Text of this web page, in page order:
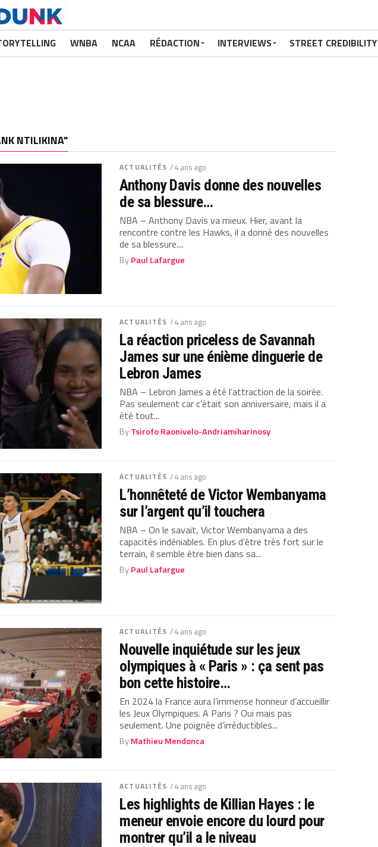
WNBA NCAA RÉDACTION INTERVIEWS STREET CREDIBILITY
NTILIKINA"
ACTUALITÉS / 4 ans ago
Anthony Davis donne des nouvelles
de sa blessure…
NBA – Anthony Davis va mieux. Hier, avant la
rencontre contre les Hawks, il a donné des nouvelles
de sa blessure....
ByPaul Lafargue
ACTUALITÉS / 4 ans ago
La réaction priceless de Savannah
James sur une énième dinguerie de
Lebron James
NBA – Lebron James a été l’attraction de la soirée.
Pas seulement car c’était son anniversaire, mais il a
été tout...
ByTsirofo Raonivelo-Andriamiharinosy
ACTUALITÉS / 4 ans ago
L’honnêteté de Victor Wembanyama
sur l’argent qu’il touchera
NBA – On le savait, Victor Wembanyama a des
capacités indéniables. En plus d’être très fort sur le
terrain, il semble être bien dans sa...
ByPaul Lafargue
ACTUALITÉS / 4 ans ago
Nouvelle inquiétude sur les jeux
olympiques à « Paris » : ça sent pas
bon cette histoire…
En 2024 la France aura l’immense honneur d’accueillir
les Jeux Olympiques. A Paris ? Oui mais pas
seulement. Une poignée d’irréductibles...
ByMathieu Mendonca
ACTUALITÉS / 4 ans ago
Les highlights de Killian Hayes : le
meneur envoie encore du lourd pour
montrer qu’il a le niveau